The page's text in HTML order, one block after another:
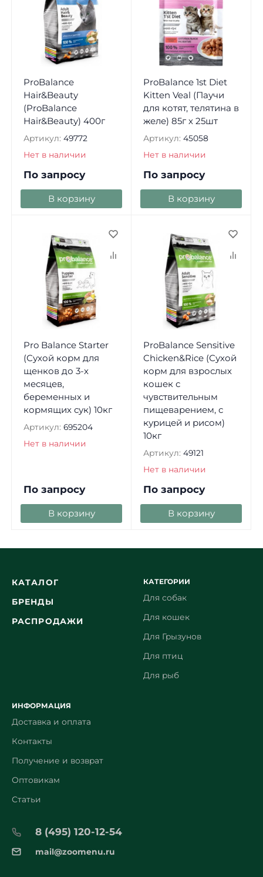
ProBalance
Hair&Beauty
(ProBalance
Hair&Beauty) 400г
Артикул: 49772
Нет в наличии
По запросу
В корзину
ProBalance 1st Diet
Kitten Veal (Паучи
для котят, телятина в
желе) 85г х 25шт
Артикул: 45058
Нет в наличии
По запросу
В корзину
Pro Balance Starter
(Сухой корм для
щенков до 3-х
месяцев,
беременных и
кормящих сук) 10кг
Артикул: 695204
Нет в наличии
По запросу
В корзину
ProBalance Sensitive
Chicken&Rice (Сухой
корм для взрослых
кошек с
чувствительным
пищеварением, с
курицей и рисом)
10кг
Артикул: 49121
Нет в наличии
По запросу
В корзину
КАТАЛОГ
БРЕНДЫ
РАСПРОДАЖИ
КАТЕГОРИИ
Для собак
Для кошек
Для Грызунов
Для птиц
Для рыб
ИНФОРМАЦИЯ
Доставка и оплата
Контакты
Получение и возврат
Оптовикам
Статьи
8 (495) 120-12-54
mail@zoomenu.ru